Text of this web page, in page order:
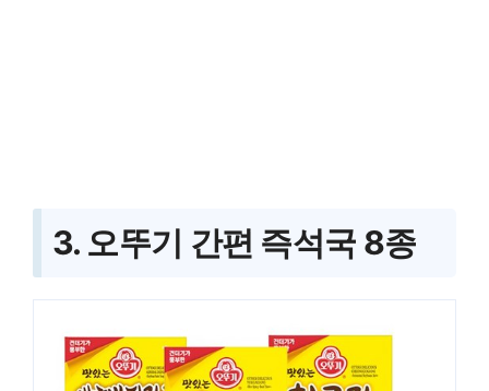
3. 오뚜기 간편 즉석국 8종